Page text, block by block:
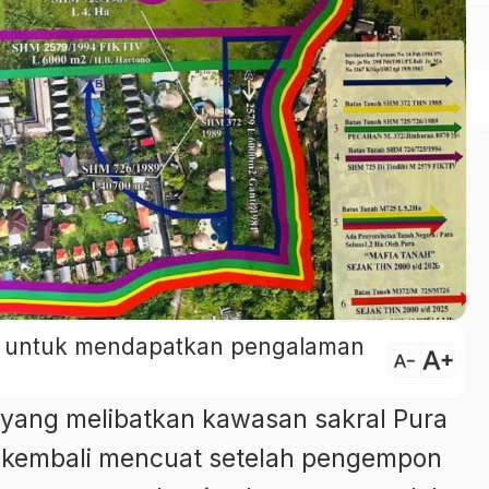
mendapatkan pengalaman
text_decrease text_increase
melibatkan kawasan sakral Pura
mencuat setelah pengempon